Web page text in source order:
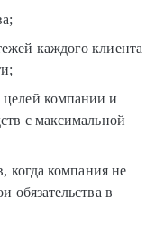
каждого клиента
компании и
с максимальной
когда компания не
обязательства в